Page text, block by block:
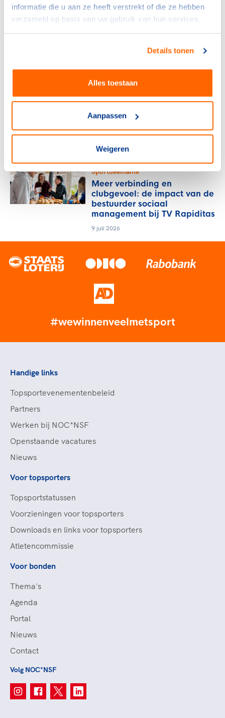
informatie die u aan ze heeft verstrekt of die ze hebben
verzameld op basis van uw gebruik van hun services.
Details tonen
Alles toestaan
Aanpassen
Weigeren
Sportdeelname
ontwikkeling en begeleiding
14 juli 2026
Sportdeelname
clubondersteuning slimmer en
dichterbij organiseert
10 juli 2026
Sportdeelname
Meer verbinding en
clubgevoel: de impact van de
bestuurder sociaal
management bij TV Rapiditas
9 juli 2026
#wewinnenveelmetsport
Handige links
Topsportevenementenbeleid
Partners
Werken bij NOC*NSF
Openstaande vacatures
Nieuws
Voor topsporters
Topsportstatussen
Voorzieningen voor topsporters
Downloads en links voor topsporters
Atletencommissie
Voor bonden
Thema's
Agenda
Portal
Nieuws
Contact
Volg NOC*NSF